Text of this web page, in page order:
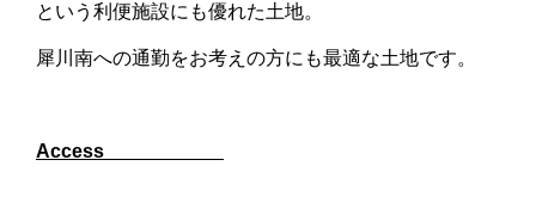
という利便施設にも優れた土地。
犀川南への通勤をお考えの方にも最適な土地です。
Access